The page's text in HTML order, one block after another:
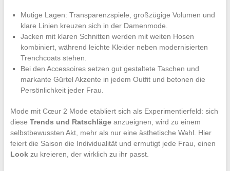
Mutige Lagen: Transparenzspiele, großzügige Volumen und
klare Linien kreuzen sich in der Damenmode.
Jacken mit klaren Schnitten werden mit weiten Hosen
kombiniert, während leichte Kleider neben modernisierten
Trenchcoats stehen.
Bei den Accessoires setzen gut gestaltete Taschen und
markante Gürtel Akzente in jedem Outfit und betonen die
Persönlichkeit jeder Frau.
Mode mit Cœur 2 Mode etabliert sich als Experimentierfeld: sich
diese Trends und Ratschlägeanzueignen, wird zu einem
selbstbewussten Akt, mehr als nur eine ästhetische Wahl. Hier
feiert die Saison die Individualität und ermutigt jede Frau, einen
Lookzu kreieren, der wirklich zu ihr passt.